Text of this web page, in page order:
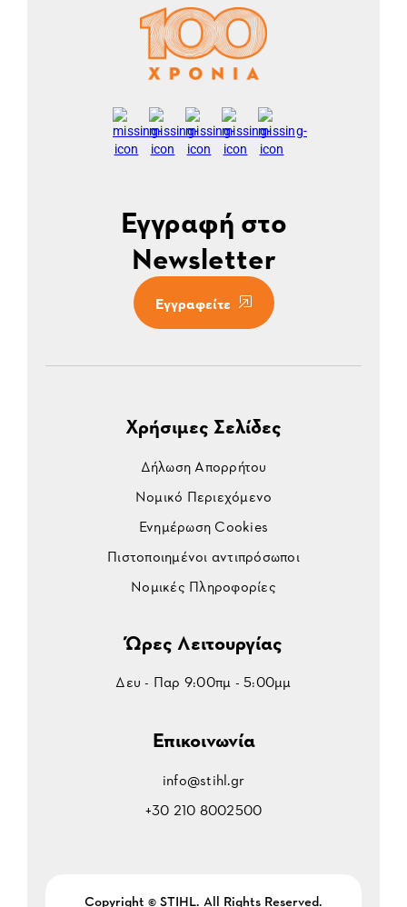
Εγγραφή στο
Newsletter
Εγγραφείτε
Χρήσιμες Σελίδες
Δήλωση Απορρήτου
Νομικό Περιεχόμενο
Ενημέρωση Cookies
Πιστοποιημένοι αντιπρόσωποι
Νομικές Πληροφορίες
Ώρες Λειτουργίας
Δευ - Παρ 9:00πμ - 5:00μμ
Επικοινωνία
info@stihl.gr
+30 210 8002500
Copyright © STIHL. All Rights Reserved.